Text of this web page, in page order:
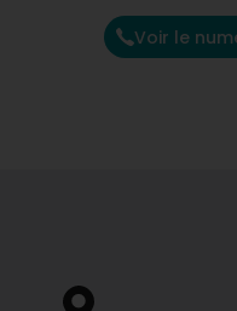
Voir le